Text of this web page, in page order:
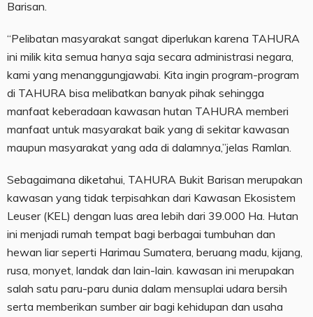
Barisan.
“Pelibatan masyarakat sangat diperlukan karena TAHURA
ini milik kita semua hanya saja secara administrasi negara,
kami yang menanggungjawabi. Kita ingin program-program
di TAHURA bisa melibatkan banyak pihak sehingga
manfaat keberadaan kawasan hutan TAHURA memberi
manfaat untuk masyarakat baik yang di sekitar kawasan
maupun masyarakat yang ada di dalamnya,”jelas Ramlan.
Sebagaimana diketahui, TAHURA Bukit Barisan merupakan
kawasan yang tidak terpisahkan dari Kawasan Ekosistem
Leuser (KEL) dengan luas area lebih dari 39.000 Ha. Hutan
ini menjadi rumah tempat bagi berbagai tumbuhan dan
hewan liar seperti Harimau Sumatera, beruang madu, kijang,
rusa, monyet, landak dan lain-lain. kawasan ini merupakan
salah satu paru-paru dunia dalam mensuplai udara bersih
serta memberikan sumber air bagi kehidupan dan usaha